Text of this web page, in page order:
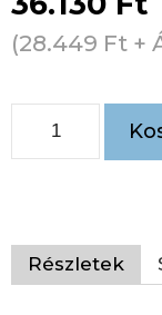
(28.449 Ft +
Részletek